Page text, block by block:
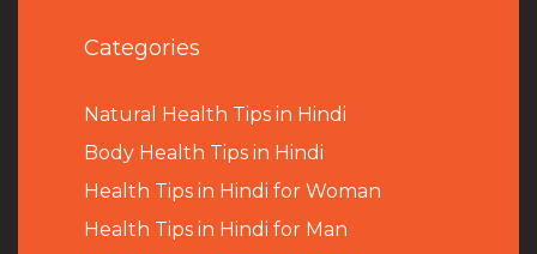
Categories
Natural Health Tips in Hindi
Body Health Tips in Hindi
Health Tips in Hindi for Woman
Health Tips in Hindi for Man